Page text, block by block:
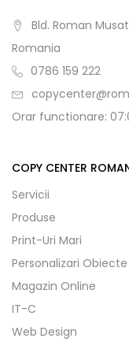
Bld. Roman
Romania
0786 159 222
Orar functionare:
COPY CENTER
Servicii
Produse
Print-Uri Mari
Personalizari Obiecte
Magazin Online
IT-C
Web Design